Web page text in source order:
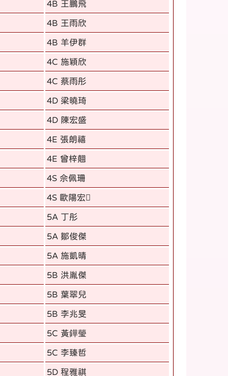
4B 王鵬飛
4B 王雨欣
4B 羊伊群
4C 施穎欣
4C 蔡雨彤
4D 梁曉琦
4D 陳宏盛
4E 張朗禧
4E 曾梓翹
4S 佘佩珊
4S 歐陽宏
5A 丁彤
5A 鄒俊傑
5A 施凱晴
5B 洪胤傑
5B 葉翠兒
5B 李兆旻
5C 黃鏵瑩
5C 李臻哲
5D 程雅祺